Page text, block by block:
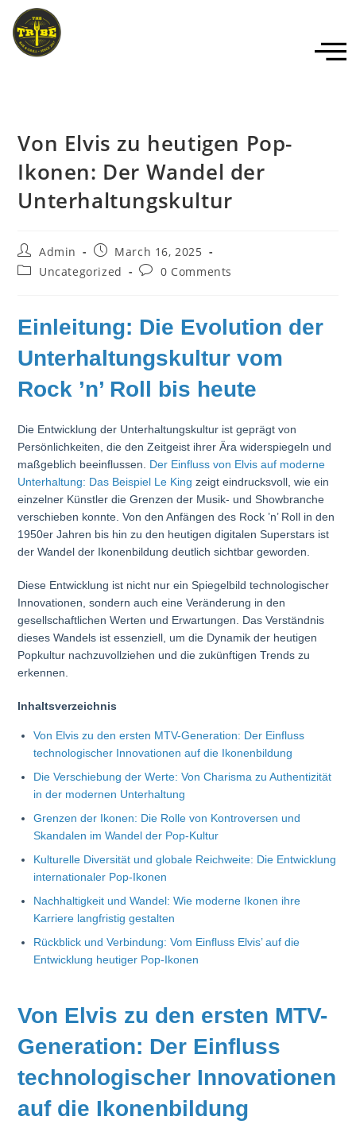
Von Elvis zu heutigen Pop-
Ikonen: Der Wandel der
Unterhaltungskultur
Admin
March 16, 2025
Uncategorized
0 Comments
Einleitung: Die Evolution der
Unterhaltungskultur vom
Rock ’n’ Roll bis heute
Die Entwicklung der Unterhaltungskultur ist geprägt von
Persönlichkeiten, die den Zeitgeist ihrer Ära widerspiegeln und
maßgeblich beeinflussen. Der Einfluss von Elvis auf moderne
Unterhaltung: Das Beispiel Le King zeigt eindrucksvoll, wie ein
einzelner Künstler die Grenzen der Musik- und Showbranche
verschieben konnte. Von den Anfängen des Rock ’n’ Roll in den
1950er Jahren bis hin zu den heutigen digitalen Superstars ist
der Wandel der Ikonenbildung deutlich sichtbar geworden.
Diese Entwicklung ist nicht nur ein Spiegelbild technologischer
Innovationen, sondern auch eine Veränderung in den
gesellschaftlichen Werten und Erwartungen. Das Verständnis
dieses Wandels ist essenziell, um die Dynamik der heutigen
Popkultur nachzuvollziehen und die zukünftigen Trends zu
erkennen.
Inhaltsverzeichnis
Von Elvis zu den ersten MTV-Generation: Der Einfluss
technologischer Innovationen auf die Ikonenbildung
Die Verschiebung der Werte: Von Charisma zu Authentizität
in der modernen Unterhaltung
Grenzen der Ikonen: Die Rolle von Kontroversen und
Skandalen im Wandel der Pop-Kultur
Kulturelle Diversität und globale Reichweite: Die Entwicklung
internationaler Pop-Ikonen
Nachhaltigkeit und Wandel: Wie moderne Ikonen ihre
Karriere langfristig gestalten
Rückblick und Verbindung: Vom Einfluss Elvis’ auf die
Entwicklung heutiger Pop-Ikonen
Von Elvis zu den ersten MTV-
Generation: Der Einfluss
technologischer Innovationen
auf die Ikonenbildung